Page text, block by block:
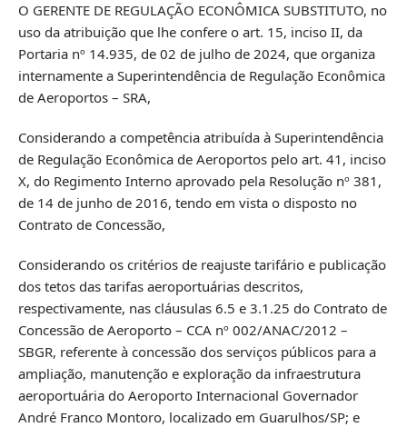
O GERENTE DE REGULAÇÃO ECONÔMICA SUBSTITUTO, no
uso da atribuição que lhe confere o art. 15, inciso II, da
Portaria nº 14.935, de 02 de julho de 2024, que organiza
internamente a Superintendência de Regulação Econômica
de Aeroportos – SRA,
Considerando a competência atribuída à Superintendência
de Regulação Econômica de Aeroportos pelo art. 41, inciso
X, do Regimento Interno aprovado pela Resolução nº 381,
de 14 de junho de 2016, tendo em vista o disposto no
Contrato de Concessão,
Considerando os critérios de reajuste tarifário e publicação
dos tetos das tarifas aeroportuárias descritos,
respectivamente, nas cláusulas 6.5 e 3.1.25 do Contrato de
Concessão de Aeroporto – CCA nº 002/ANAC/2012 –
SBGR, referente à concessão dos serviços públicos para a
ampliação, manutenção e exploração da infraestrutura
aeroportuária do Aeroporto Internacional Governador
André Franco Montoro, localizado em Guarulhos/SP; e